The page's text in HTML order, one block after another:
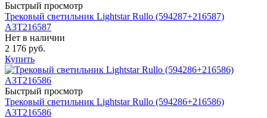
Быстрый просмотр
Трековый светильник Lightstar Rullo (594287+216587)
A3T216587
Нет в наличии
2 176 руб.
Купить
Быстрый просмотр
Трековый светильник Lightstar Rullo (594286+216586)
A3T216586